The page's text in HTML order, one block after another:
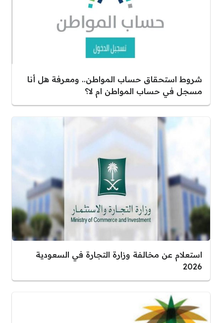
شروط استحقاق حساب المواطن.. ومعرفة هل أنا
مسجل في حساب المواطن ام لا؟
استعلام عن مخالفة وزارة التجارة في السعودية
2026